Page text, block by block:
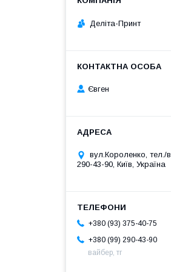
Деліта-Принт
Євген
вул.Короленко, тел./
290-43-90, Київ, Україна
+380 (93) 375-40-75
+380 (99) 290-43-90
вайбер, тг